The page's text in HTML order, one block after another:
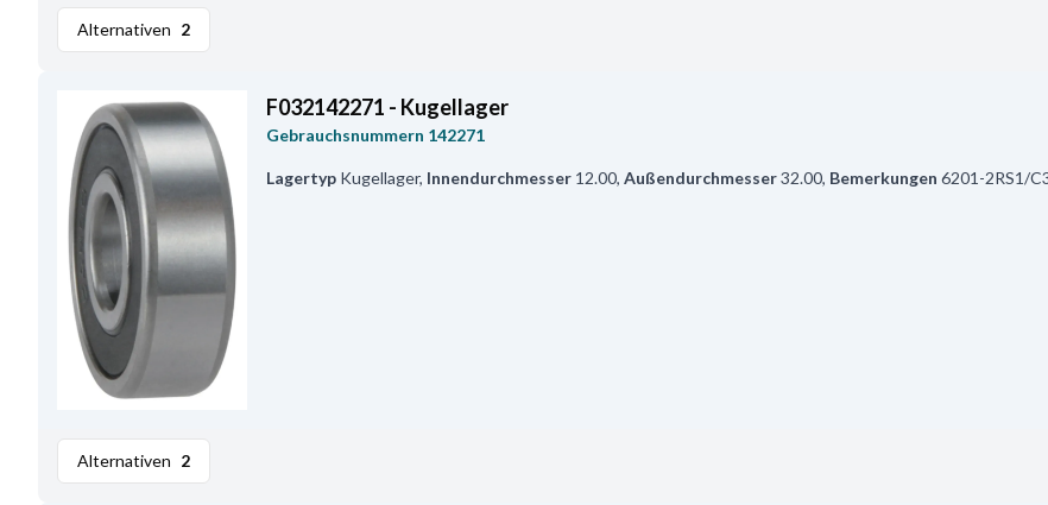
Alternativen 2
F032142271 - Kugellager
Gebrauchsnummern 142271
Lagertyp Kugellager, Innendurchmesser 12.00, Außendurchmesser32.00, Bemerkungen 6201-2RS1/
Alternativen 2